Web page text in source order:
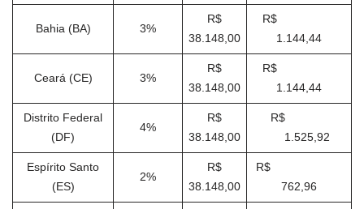
Bahia (BA) 3%
R$
38.148,00
R$
1.144,44
Ceará (CE) 3%
R$
38.148,00
R$
1.144,44
Distrito Federal
(DF)
4%
R$
38.148,00
R$
1.525,92
Espírito Santo
(ES)
2%
R$
38.148,00
R$
762,96